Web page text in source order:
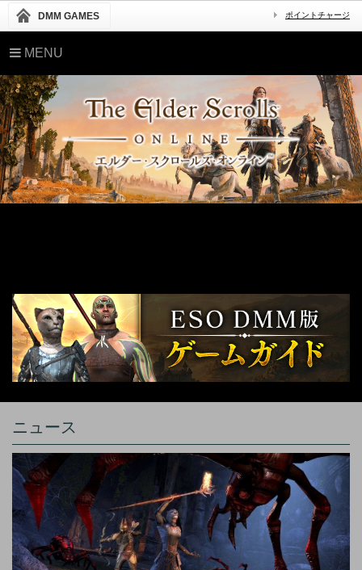
DMM GAMES ポイントチャージ
MENU
ニュース